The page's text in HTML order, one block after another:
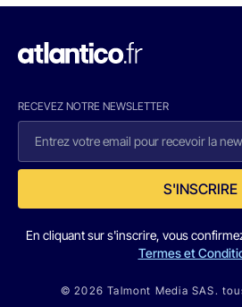
RECEVEZ NOTRE NEWSLETTER
S'INSCRIRE
En cliquant sur s'inscrire, vous
Termes et
© 2026 Talmont Media SAS.